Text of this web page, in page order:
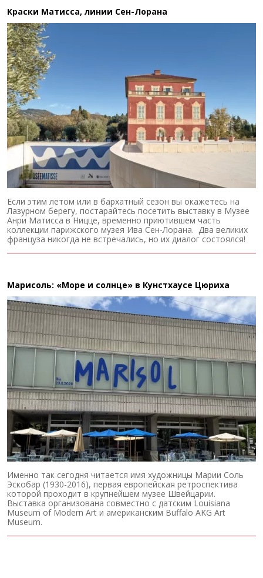
Краски Матисса, линии Сен-Лорана
Если этим летом или в бархатный сезон вы окажетесь на
Лазурном берегу, постарайтесь посетить выставку в Музее
Анри Матисса в Ницце, временно приютившем часть
коллекции парижского музея Ива Сен-Лорана. Два великих
француза никогда не встречались, но их диалог состоялся!
Марисоль: «Море и солнце» в Кунстхаусе Цюриха
Именно так сегодня читается имя художницы Марии Соль
Эскобар (1930-2016), первая европейская ретроспектива
которой проходит в крупнейшем музее Швейцарии.
Выставка организована совместно с датским Louisiana
Museum of Modern Art и американским Buffalo AKG Art
Museum.